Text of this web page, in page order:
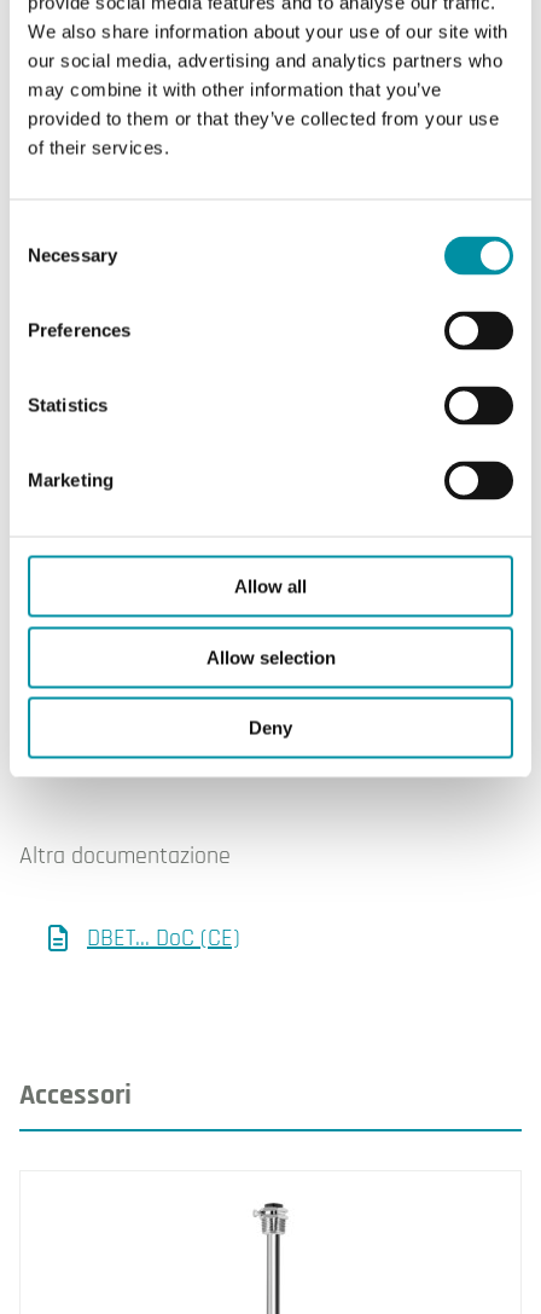
We also share information about your use of our site with
our social media, advertising and analytics partners who
may combine it with other information that you’ve
provided to them or that they’ve collected from your use
of their services.
Selection
Necessary
Preferences
Statistics
Marketing
Allow all
Allow selection
Deny
Materiale, coperchio ABS
Materiale, base
Miscela PC+ABS
Software & documentazione
DBET... (EN)
DBET... (EN)
Altra documentazione
DBET... DoC (CE)
Accessori